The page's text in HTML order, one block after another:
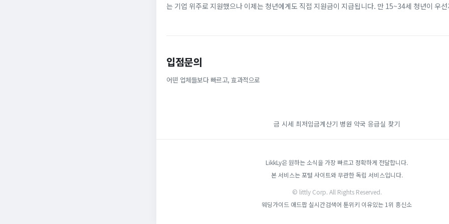
는 기업 위주로 지원했으나 이제는 청년에게도 직접 지원금이 지급됩니다. 만 15~34세 청년이 우
입점문의
어떤 업체들보다 빠르고, 효과적으로
금 시세 최저임금계산기 병원 약국 응급실 찾기
LikkLy은 원하는 소식을 가장 빠르고 정확하게 전달합니다.
본 서비스는 포털 사이트와 무관한 독립 서비스입니다.
© littly Corp. All Rights Reserved.
웨딩가이드 애드팝실시간검색어 툰위키 이유있는 1위 흥신소